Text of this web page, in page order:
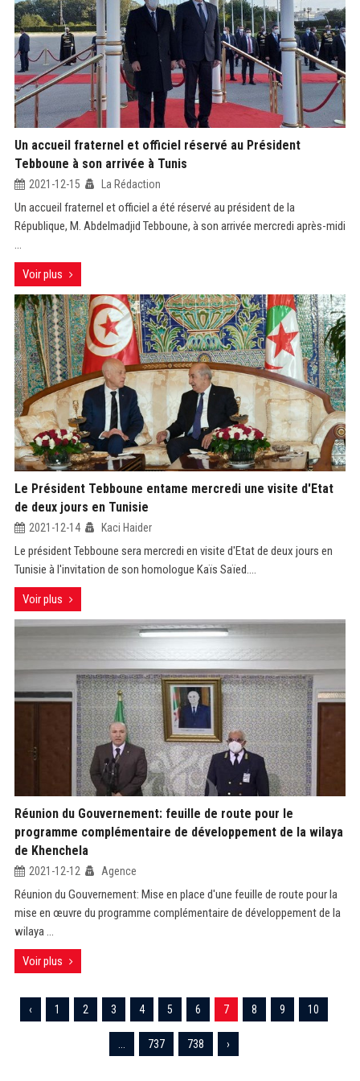
Un accueil fraternel et officiel réservé au Président
Tebboune à son arrivée à Tunis
2021-12-15 La Rédaction
Un accueil fraternel et officiel a été réservé au président de la
République, M. Abdelmadjid Tebboune, à son arrivée mercredi après-midi
...
Voir plus
Le Président Tebboune entame mercredi une visite d'Etat
de deux jours en Tunisie
2021-12-14 Kaci Haider
Le président Tebboune sera mercredi en visite d'Etat de deux jours en
Tunisie à l'invitation de son homologue Kaïs Saïed....
Voir plus
Réunion du Gouvernement: feuille de route pour le
programme complémentaire de développement de la wilaya
de Khenchela
2021-12-12 Agence
Réunion du Gouvernement: Mise en place d'une feuille de route pour la
mise en œuvre du programme complémentaire de développement de la
wilaya ...
Voir plus
‹ 1 2 3 4 5 6 7 8 9 10
737 738 ›